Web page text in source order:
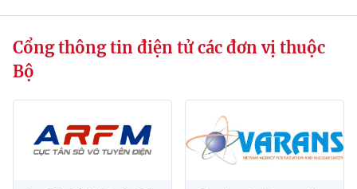
Năng lượng nguyên tử
Tin địa phương
Đổi mới sáng tạo
Chuyển đổi số
Sở hữu trí tuệ
Khác
Videos
Ảnh
Cổng thông tin điện tử các đơn vị thuộc
Bộ